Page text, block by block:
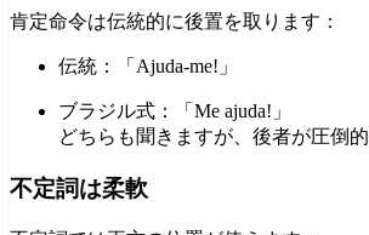
肯定命令は伝統的に後置を取ります：
伝統：「Ajuda-me!」
ブラジル式：「Me ajuda!」
どちらも聞きますが、後者が圧倒的
不定詞は柔軟